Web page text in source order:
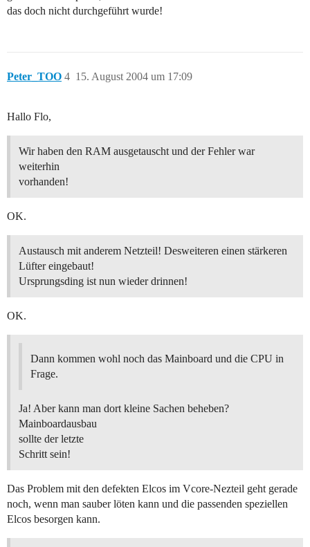
das doch nicht durchgeführt wurde!
Peter_TOO 15. August 2004 um 17:09
4
Hallo Flo,
Wir haben den RAM ausgetauscht und der Fehler war
weiterhin
vorhanden!
OK.
Austausch mit anderem Netzteil! Desweiteren einen stärkeren
Lüfter eingebaut!
Ursprungsding ist nun wieder drinnen!
OK.
Dann kommen wohl noch das Mainboard und die CPU in
Frage.
Ja! Aber kann man dort kleine Sachen beheben?
Mainboardausbau
sollte der letzte
Schritt sein!
Das Problem mit den defekten Elcos im Vcore-Nezteil geht gerade
noch, wenn man sauber löten kann und die passenden speziellen
Elcos besorgen kann.